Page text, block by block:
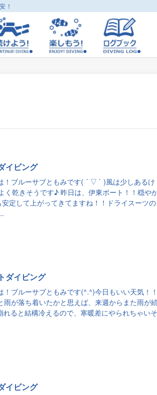
！
イビング
！ブルーサブともみです( ´ ▽ ` )風は少しあるけ
く乾きそうです♪ 昨日は、伊東ボート！！穏や
定して上がってきてますね！！ドライスーツ
ダイビング
ブルーサブともみです(^.^)今日もいい天気！
雨が落ち着いたかと思えば、来週からまた雨が
ると結構冷えるので、寒暖差にやられちゃいそ
イビング